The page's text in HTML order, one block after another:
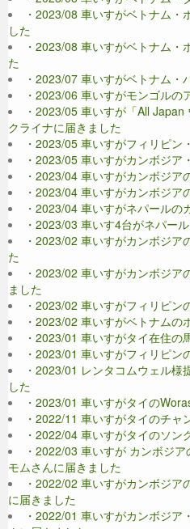
・2023/08 車いすがベトナム・
した
・2023/08 車いすがベトナム
た
・2023/07 車いすがベトナム・
・2023/06 車いすがモンゴルの
・2023/05 車いすが「All
クライナに届きました
・2023/05 車いすがフィリピン
・2023/05 車いすがカンボジア
・2023/04 車いすがカンボジア
・2023/04 車いすがカンボジア
・2023/04 車いすがネパールの
・2023/03 車いす4台がネパー
・2023/02 車いすがカンボジ
た
・2023/02 車いすがカンボジア
ました
・2023/02 車いすがフィリピン
・2023/02 車いすがベトナムの
・2023/01 車いすがタイ在住の
・2023/01 車いすがフィリピ
・2023/01 レンタコムウェル様
した
・2023/01 車いすがタイの
・2022/11 車いすがタイのチャ
・2022/04 車いすがタイのソン
・2022/03 車いすが カンボジ
モムさんに届きました
・2022/02 車いすがカンボジ
に届きました
・2022/01 車いすがカンボジア